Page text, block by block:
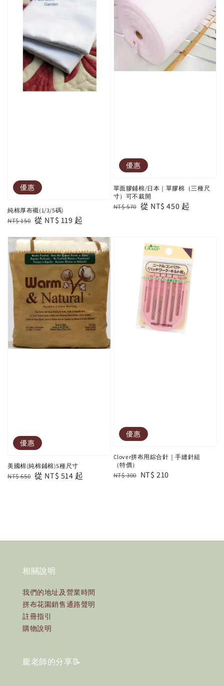
優惠
純棉厚布襯(1/3/5碼)
Regular
NT$ 150 Sale
從 NT$ 119 起
優惠
單面膠鋪棉/日本｜單膠棉（三種尺
寸）可不裁開
Regular
NT$ 570 Sale
從 NT$ 450 起
優惠
美國棉(純棉鋪棉)5種尺寸
Regular
NT$ 650 Sale
從 NT$ 514 起
優惠
Clover拼布用綜合針｜手縫針組
（特價）
Regular
NT$ 300 Sale
NT$ 210
相關說明
我們的地址及營業時間
拼布花園銷售通路聲明
註冊指引
購物說明
龐老師的分享📝